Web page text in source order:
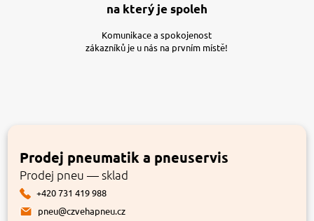
na který je spoleh
Komunikace a spokojenost
zákazníků je u nás na prvním místě!
Prodej pneumatik a pneuservis
Prodej pneu — sklad
+420 731 419 988
pneu@czvehapneu.cz